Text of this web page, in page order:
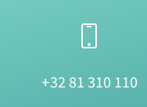
+32 81 310 110